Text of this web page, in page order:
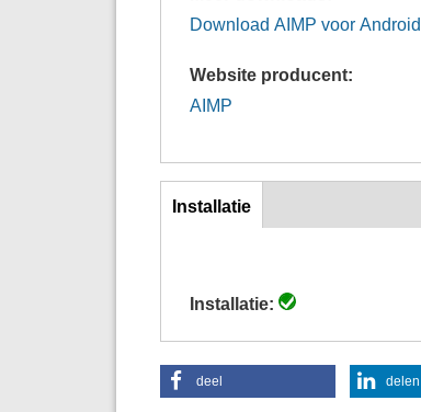
Download AIMP voor Android
Website producent:
AIMP
inst
Installatie
Installatie:
deel delen